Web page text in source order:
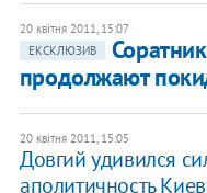
20 квітня 2011, 15:07
ЕКСКЛЮЗИВ
продолжают
20 квітня 2011, 15:05
Довгий удивился
аполитичность